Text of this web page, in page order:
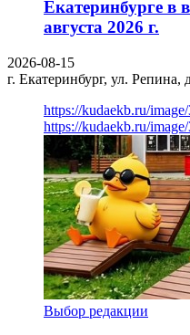
Екатеринбурге в
августа 2026 г.
2026-08-15
г. Екатеринбург, ул. Репина,
https://kudaekb.ru/
https://kudaekb.ru/
Выбор редакции